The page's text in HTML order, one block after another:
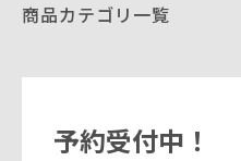
商品カテゴリ一覧
予約受付中！